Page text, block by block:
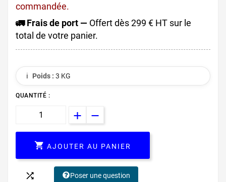
commandée.
🚛 Frais de port — Offert dès 299 € HT sur le
total de votre panier.
ℹ️ Poids : 3 KG
QUANTITÉ :
 AJOUTER AU PANIER
 Poser une question